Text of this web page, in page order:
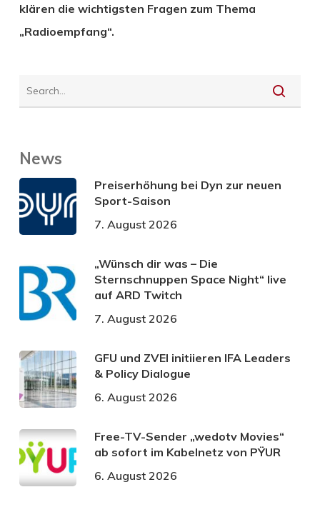
klären die wichtigsten Fragen zum Thema
„Radioempfang“.
News
Preiserhöhung bei Dyn zur neuen
Sport-Saison
7. August 2026
„Wünsch dir was – Die
Sternschnuppen Space Night“ live
auf ARD Twitch
7. August 2026
GFU und ZVEI initiieren IFA Leaders
& Policy Dialogue
6. August 2026
Free-TV-Sender „wedotv Movies“
ab sofort im Kabelnetz von PŸUR
6. August 2026